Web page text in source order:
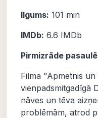
Ilgums: 101 min
IMDb: 6.6 IMDb
Pirmizrāde
Filma "Apmetnis
vienpadsmitgadīgā
nāves un tēva
problēmām, atrod